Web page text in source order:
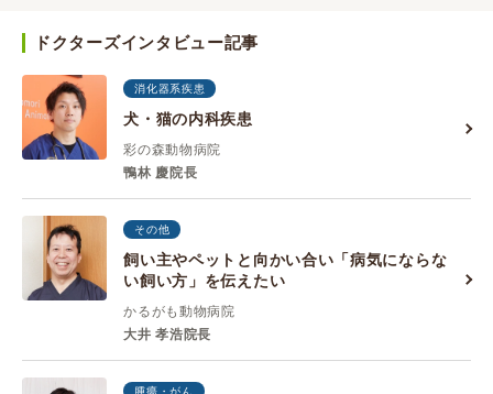
ドクターズインタビュー記事
消化器系疾患
犬・猫の内科疾患
彩の森動物病院
鴨林 慶院長
その他
飼い主やペットと向かい合い「病気にならな
い飼い方」を伝えたい
かるがも動物病院
大井 孝浩院長
腫瘍・がん